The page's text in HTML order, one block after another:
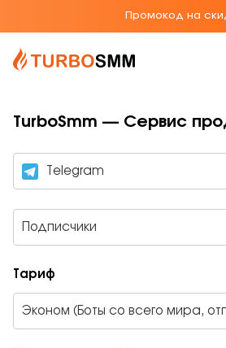
Промокод на
TurboSmm — Сервис
Telegram
Подписчики
Тариф
Эконом (Боты со всего мира,